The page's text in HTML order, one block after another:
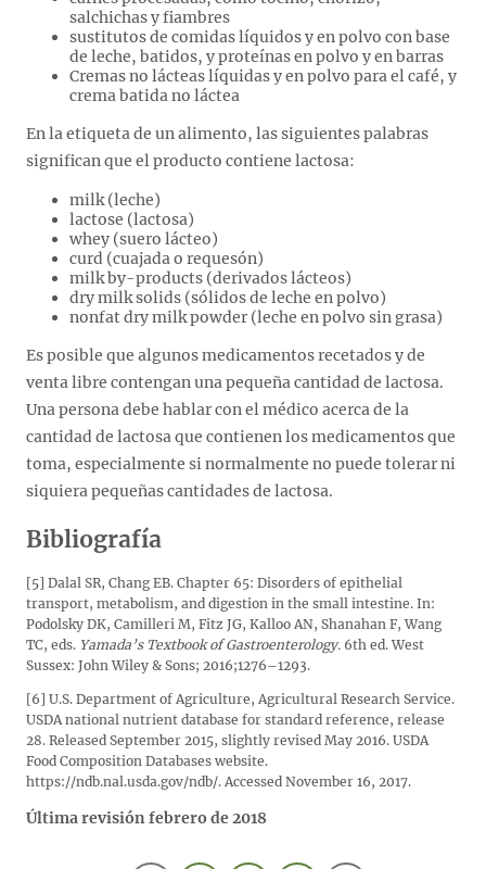
salchichas y fiambres
sustitutos de comidas líquidos y en polvo con base
de leche, batidos, y proteínas en polvo y en barras
Cremas no lácteas líquidas y en polvo para el café, y
crema batida no láctea
En la etiqueta de un alimento, las siguientes palabras
significan que el producto contiene lactosa:
milk (leche)
lactose (lactosa)
whey (suero lácteo)
curd (cuajada o requesón)
milk by-products (derivados lácteos)
dry milk solids (sólidos de leche en polvo)
nonfat dry milk powder (leche en polvo sin grasa)
Es posible que algunos medicamentos recetados y de
venta libre contengan una pequeña cantidad de lactosa.
Una persona debe hablar con el médico acerca de la
cantidad de lactosa que contienen los medicamentos que
toma, especialmente si normalmente no puede tolerar ni
siquiera pequeñas cantidades de lactosa.
Bibliografía
[5] Dalal SR, Chang EB. Chapter 65: Disorders of epithelial
transport, metabolism, and digestion in the small intestine. In:
Podolsky DK, Camilleri M, Fitz JG, Kalloo AN, Shanahan F, Wang
TC, eds. Yamada’s Textbook of Gastroenterology. 6th ed. West
Sussex: John Wiley & Sons; 2016;1276–1293.
[6] U.S. Department of Agriculture, Agricultural Research Service.
USDA national nutrient database for standard reference, release
28. Released September 2015, slightly revised May 2016. USDA
Food Composition Databases website.
https://ndb.nal.usda.gov/ndb/. Accessed November 16, 2017.
Última revisión febrero de 2018